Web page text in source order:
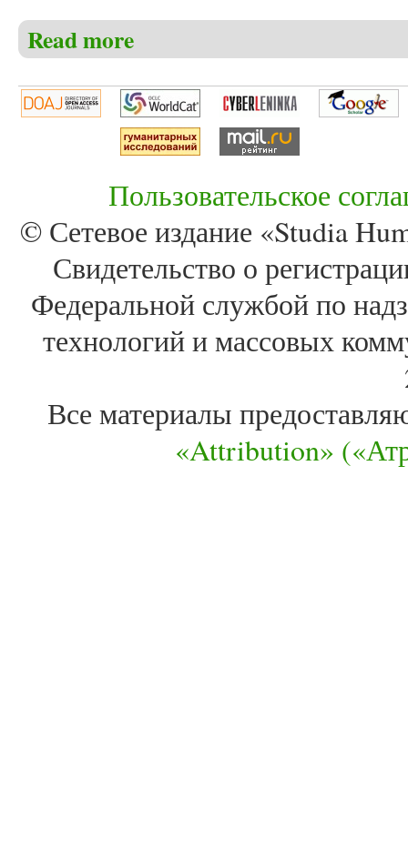
Read more
Пользовательское
© Сетевое издание «Studia
Свидетельство о
Федеральной службой по
технологий и массовых
Все материалы
«Attribution»